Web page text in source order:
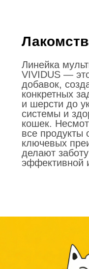
Линейка
VIVIDUS —
добавок,
конкретных
и шерсти до
системы и
кошек.
все продукты
ключевых
делают
эффективной